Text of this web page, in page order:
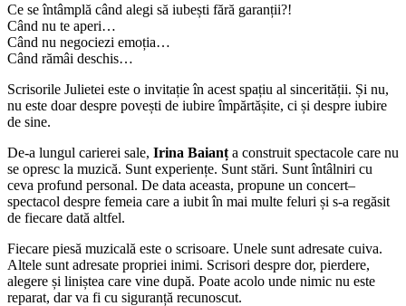
Ce se întâmplă când alegi să iubești fără garanții?!
Când nu te aperi…
Când nu negociezi emoția…
Când rămâi deschis…
Scrisorile Julietei este o invitație în acest spațiu al sincerității. Și nu,
nu este doar despre povești de iubire împărtășite, ci și despre iubire
de sine.
De-a lungul carierei sale, Irina Baianț a construit spectacole care nu
se opresc la muzică. Sunt experiențe. Sunt stări. Sunt întâlniri cu
ceva profund personal. De data aceasta, propune un concert–
spectacol despre femeia care a iubit în mai multe feluri și s-a regăsit
de fiecare dată altfel.
Fiecare piesă muzicală este o scrisoare. Unele sunt adresate cuiva.
Altele sunt adresate propriei inimi. Scrisori despre dor, pierdere,
alegere și liniștea care vine după. Poate acolo unde nimic nu este
reparat, dar va fi cu siguranță recunoscut.